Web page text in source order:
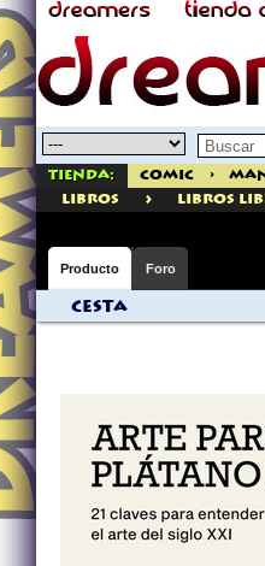
Tienda: Comic >
libros
> Libros
Producto Foro
Cesta